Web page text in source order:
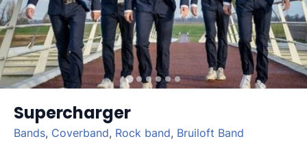
Supercharger
Bands, Coverband, Rock band, Bruiloft Band